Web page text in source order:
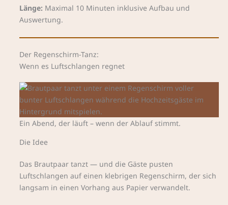
Länge: Maximal 10 Minuten inklusive Aufbau und
Auswertung.
Der Regenschirm-Tanz:
Wenn es Luftschlangen regnet
Ein Abend, der läuft – wenn der Ablauf stimmt.
Die Idee
Das Brautpaar tanzt — und die Gäste pusten
Luftschlangen auf einen klebrigen Regenschirm, der sich
langsam in einen Vorhang aus Papier verwandelt.